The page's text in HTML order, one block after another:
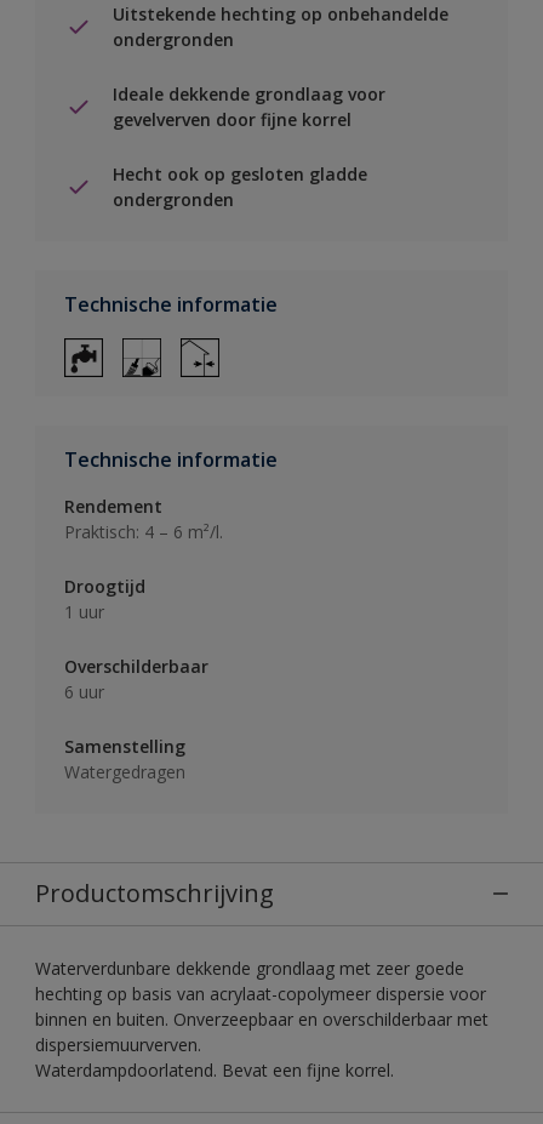
Uitstekende hechting op onbehandelde
ondergronden
Ideale dekkende grondlaag voor
gevelverven door fijne korrel
Hecht ook op gesloten gladde
ondergronden
Technische informatie
Technische informatie
Rendement
Praktisch: 4 – 6 m²/l.
Droogtijd
1 uur
Overschilderbaar
6 uur
Samenstelling
Watergedragen
Productomschrijving
Waterverdunbare dekkende grondlaag met zeer goede
hechting op basis van acrylaat-copolymeer dispersie voor
binnen en buiten. Onverzeepbaar en overschilderbaar met
dispersiemuurverven.
Waterdampdoorlatend. Bevat een fijne korrel.